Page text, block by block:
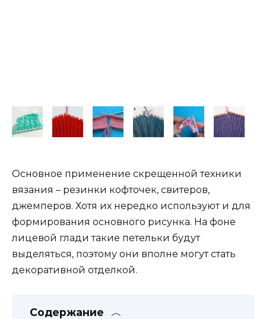
Основное применение скрещенной техники
вязания – резинки кофточек, свитеров,
джемперов. Хотя их нередко используют и для
формирования основного рисунка. На фоне
лицевой глади такие петельки будут
выделяться, поэтому они вполне могут стать
декоративной отделкой.
Содержание